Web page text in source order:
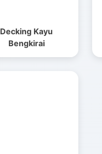
Decking Kayu
Bengkirai